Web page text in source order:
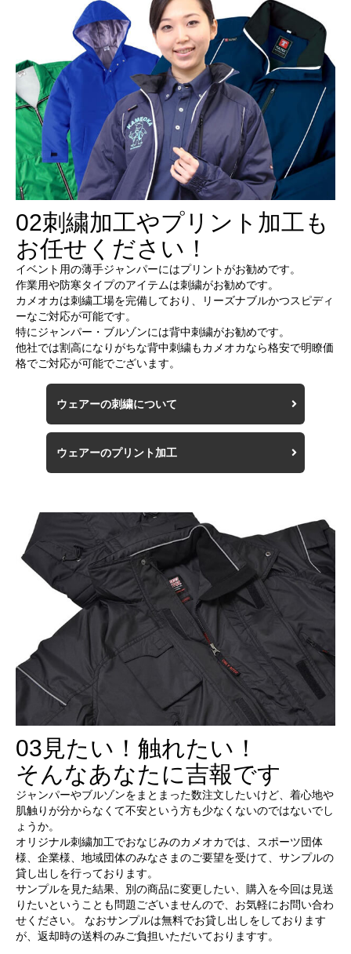
02刺繍加工やプリント加工も
お任せください！
イベント用の薄手ジャンパーにはプリントがお勧めです。
作業用や防寒タイプのアイテムは刺繍がお勧めです。
カメオカは刺繍工場を完備しており、リーズナブルかつスピディ
ーなご対応が可能です。
特にジャンパー・ブルゾンには背中刺繍がお勧めです。
他社では割高になりがちな背中刺繍もカメオカなら格安で明瞭価
格でご対応が可能でございます。
ウェアーの刺繍について
ウェアーのプリント加工
03 見たい！触れたい！
そんなあなたに吉報です
ジャンパーやブルゾンをまとまった数注文したいけど、着心地や
肌触りが分からなくて不安という方も少なくないのではないでし
ょうか。
オリジナル刺繍加工でおなじみのカメオカでは、スポーツ団体
様、企業様、地域団体のみなさまのご要望を受けて、サンプルの
貸し出しを行っております。
サンプルを見た結果、別の商品に変更したい、購入を今回は見送
りたいということも問題ございませんので、お気軽にお問い合わ
せください。 なおサンプルは無料でお貸し出しをしております
が、返却時の送料のみご負担いただいておりますす。